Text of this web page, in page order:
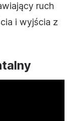
ruch
i wyjścia z